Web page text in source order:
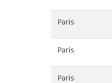
Paris
Paris
Paris